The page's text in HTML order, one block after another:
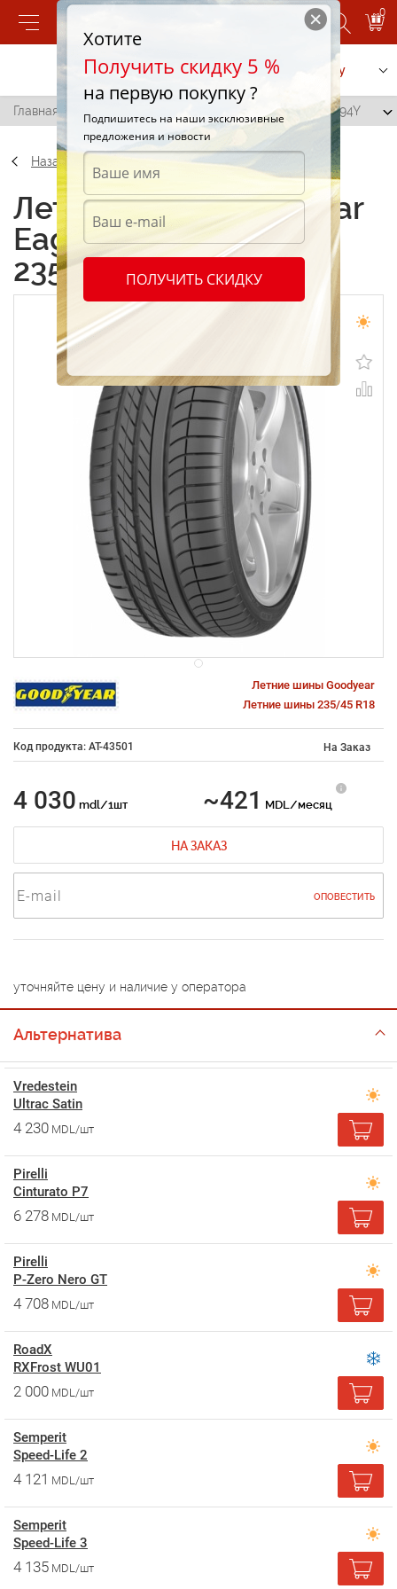
0
Позвонить Заказать услугу
Главная / Goodyear Eagle F1 (asymmetric) 235/45 R18 94Y
Назад
Летние шины Goodyear
Eagle F1 (asymmetric)
235/45 R18 94Y
Летние шины Goodyear
Летние шины 235/45 R18
Код продукта: AT-43501 На Заказ
4 030 mdl/1шт ~421 MDL/месяц
НА ЗАКАЗ
ОПОВЕСТИТЬ
уточняйте цену и наличие у оператора
Альтернатива
Vredestein
Ultrac Satin
4 230 MDL/шт
Pirelli
Cinturato P7
6 278 MDL/шт
Pirelli
P-Zero Nero GT
4 708 MDL/шт
RoadX
RXFrost WU01
2 000 MDL/шт
Semperit
Speed-Life 2
4 121 MDL/шт
Semperit
Speed-Life 3
4 135 MDL/шт
Хотите
Получить скидку 5 %
на первую покупку ?
Подпишитесь на наши эксклюзивные
предложения и новости
ПОЛУЧИТЬ СКИДКУ